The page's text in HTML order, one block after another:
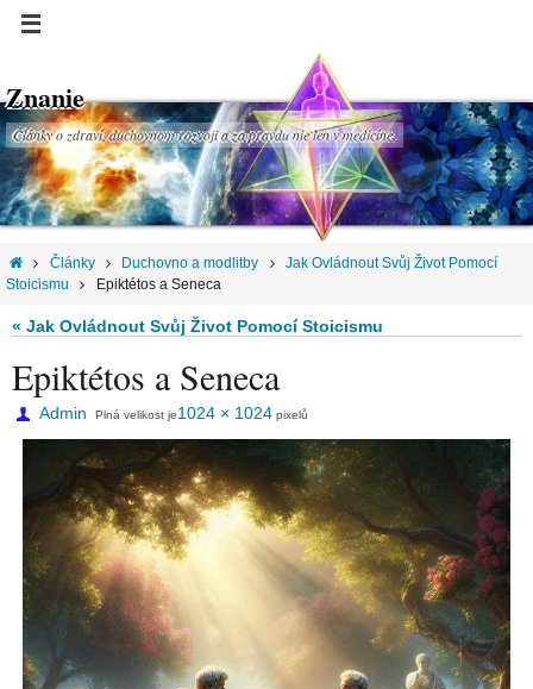
Znanie
Články o zdraví, duchovnom rozvoji a za pravdu nie len v medicíne.
Články Duchovno a modlitby
Jak Ovládnout Svůj Život Pomocí
Stoicismu
Epiktétos a Seneca
« Jak Ovládnout Svůj Život Pomocí Stoicismu
Epiktétos a Seneca
Admin Plná velikost je1024 × 1024 pixelů